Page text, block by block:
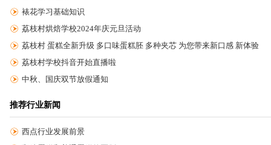
裱花学习基础知识
荔枝村烘焙学校2024年庆元旦活动
荔枝村 蛋糕全新升级 多口味蛋糕胚 多种夹芯 为您带来新口感 新体验
荔枝村学校抖音开始直播啦
中秋、国庆双节放假通知
推荐行业新闻
西点行业发展前景